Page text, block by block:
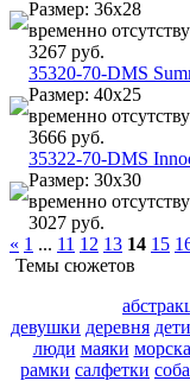
Размер: 36х28
временно
3267 руб.
35320-70-DMS
Размер: 40х25
временно
3666 руб.
35322-70-DMS
Размер: 30х30
временно
3027 руб.
« 1 ... 11 12 13 14 15
Темы сюжетов
девушки деревня дети
люди маяки
рамки салфетки